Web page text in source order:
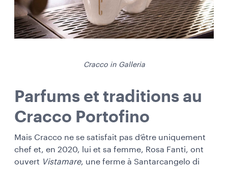
Cracco in Galleria
Parfums et traditions au
Cracco Portofino
Mais Cracco ne se satisfait pas d’être uniquement
chef et, en 2020, lui et sa femme, Rosa Fanti, ont
ouvert Vistamare, une ferme à Santarcangelo di